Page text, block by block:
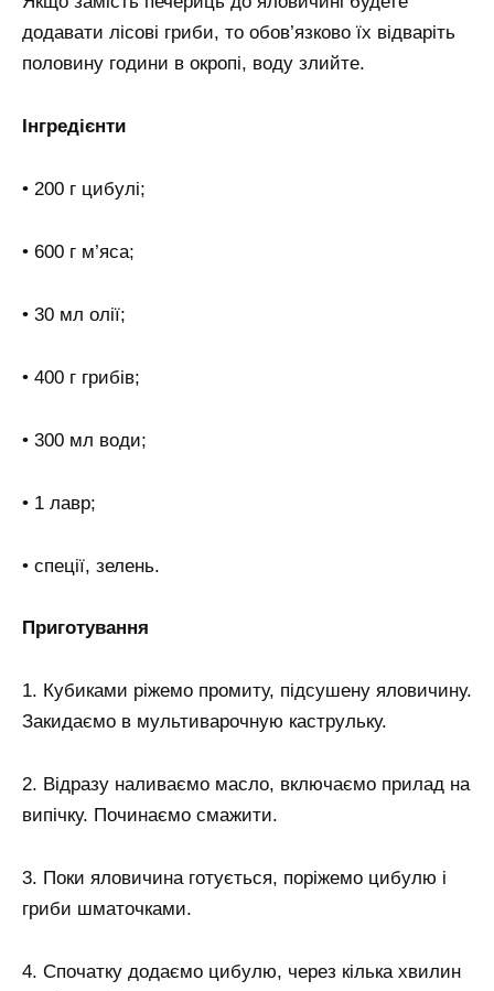
додавати лісові гриби, то обов’язково їх відваріть
половину години в окропі, воду злийте.
Інгредієнти
• 200 г цибулі;
• 600 г м’яса;
• 30 мл олії;
• 400 г грибів;
• 300 мл води;
• 1 лавр;
• спеції, зелень.
Приготування
1. Кубиками ріжемо промиту, підсушену яловичину.
Закидаємо в мультиварочную каструльку.
2. Відразу наливаємо масло, включаємо прилад на
випічку. Починаємо смажити.
3. Поки яловичина готується, поріжемо цибулю і
гриби шматочками.
4. Спочатку додаємо цибулю, через кілька хвилин